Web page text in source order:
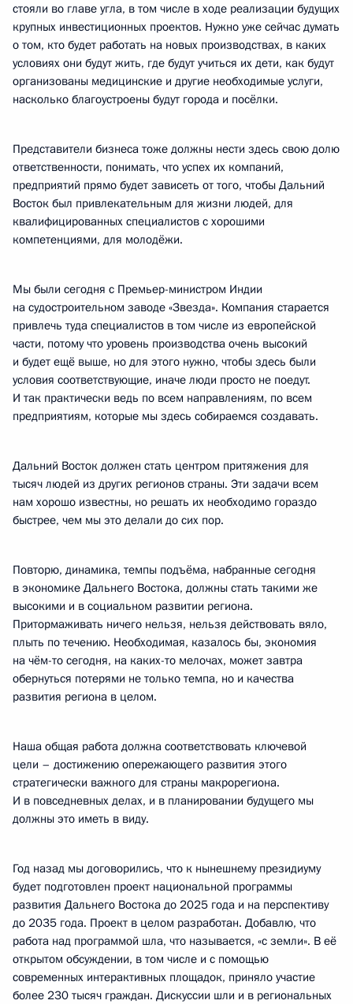
стояли во главе угла, в том числе в ходе реализации будущих
крупных инвестиционных проектов. Нужно уже сейчас думать
о том, кто будет работать на новых производствах, в каких
условиях они будут жить, где будут учиться их дети, как будут
организованы медицинские и другие необходимые услуги,
насколько благоустроены будут города и посёлки.
Представители бизнеса тоже должны нести здесь свою долю
ответственности, понимать, что успех их компаний,
предприятий прямо будет зависеть от того, чтобы Дальний
Восток был привлекательным для жизни людей, для
квалифицированных специалистов с хорошими
компетенциями, для молодёжи.
Мы были сегодня с Премьер-министром Индии
на судостроительном заводе «Звезда». Компания старается
привлечь туда специалистов в том числе из европейской
части, потому что уровень производства очень высокий
и будет ещё выше, но для этого нужно, чтобы здесь были
условия соответствующие, иначе люди просто не поедут.
И так практически ведь по всем направлениям, по всем
предприятиям, которые мы здесь собираемся создавать.
Дальний Восток должен стать центром притяжения для
тысяч людей из других регионов страны. Эти задачи всем
нам хорошо известны, но решать их необходимо гораздо
быстрее, чем мы это делали до сих пор.
Повторю, динамика, темпы подъёма, набранные сегодня
в экономике Дальнего Востока, должны стать такими же
высокими и в социальном развитии региона.
Притормаживать ничего нельзя, нельзя действовать вяло,
плыть по течению. Необходимая, казалось бы, экономия
на чём-то сегодня, на каких-то мелочах, может завтра
обернуться потерями не только темпа, но и качества
развития региона в целом.
Наша общая работа должна соответствовать ключевой
цели – достижению опережающего развития этого
стратегически важного для страны макрорегиона.
И в повседневных делах, и в планировании будущего мы
должны это иметь в виду.
Год назад мы договорились, что к нынешнему президиуму
будет подготовлен проект национальной программы
развития Дальнего Востока до 2025 года и на перспективу
до 2035 года. Проект в целом разработан. Добавлю, что
работа над программой шла, что называется, «с земли». В её
открытом обсуждении, в том числе и с помощью
современных интерактивных площадок, приняло участие
более 230 тысяч граждан. Дискуссии шли и в региональных